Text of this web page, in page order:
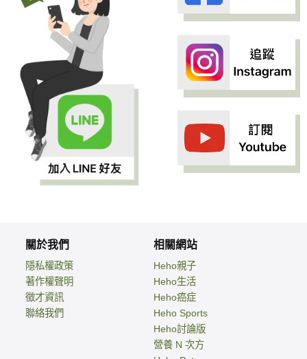
關於我們
隱私權政策
著作權聲明
徵才資訊
聯絡我們
相關網站
Heho親子
Heho生活
Heho癌症
Heho Sports
Heho討論版
營養 N 次方